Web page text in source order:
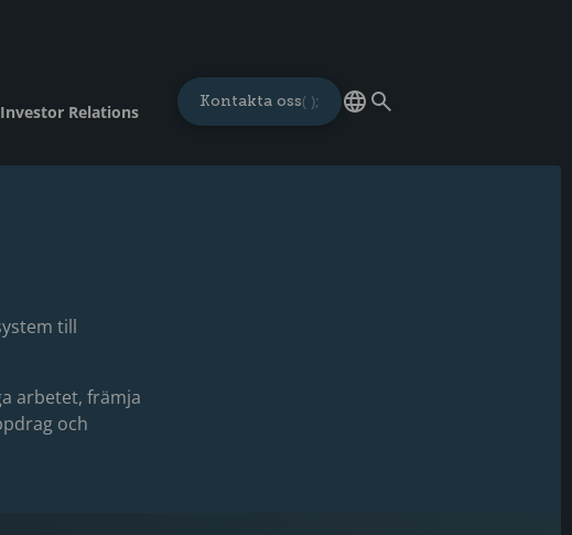
Investor Relations
Kontakta oss
till
arbetet, främja
och